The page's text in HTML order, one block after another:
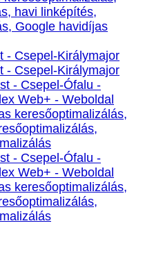
havi linképítés,
Google havidíjas
- Csepel-Királymajor
- Csepel-Királymajor
- Csepel-Ófalu -
Web+ - Weboldal
keresőoptimalizálás,
- Csepel-Ófalu -
Web+ - Weboldal
keresőoptimalizálás,